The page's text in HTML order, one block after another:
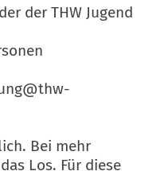
der THW Jugend
Bei mehr
Los. Für diese